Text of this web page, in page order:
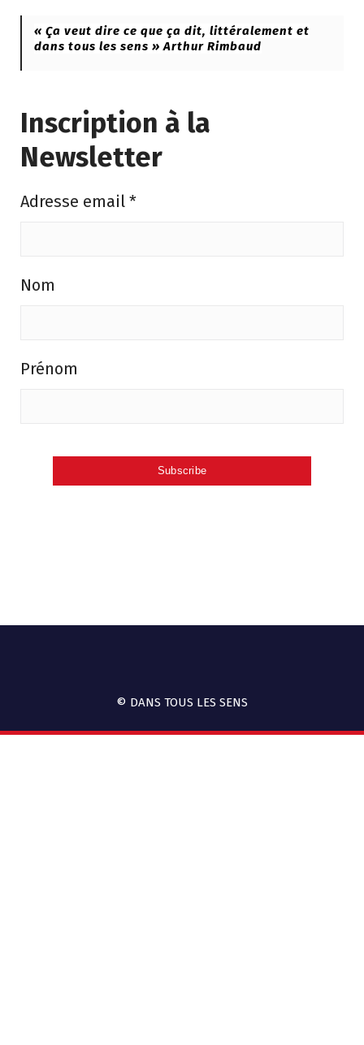
« Ça veut dire ce que ça dit, littéralement et
dans tous les sens » Arthur Rimbaud
Inscription à la
Newsletter
Adresse email *
Nom
Prénom
© DANS TOUS LES SENS